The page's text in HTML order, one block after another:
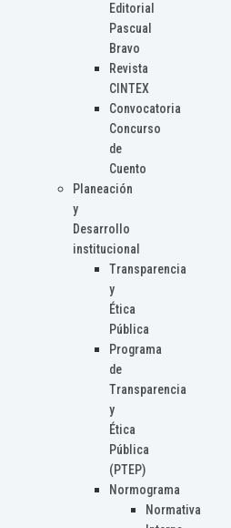
Editorial
Pascual
Bravo
Revista
CINTEX
Convocatoria
Concurso
de
Cuento
Planeación
y
Desarrollo
institucional
Transparencia
y
Ética
Pública
Programa
de
Transparencia
y
Ética
Pública
(PTEP)
Normograma
Normativa